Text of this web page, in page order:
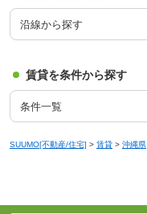
沿線から探す
賃貸を条件から探す
条件一覧
SUUMO[不動産/住宅] > 賃貸 > 沖縄県